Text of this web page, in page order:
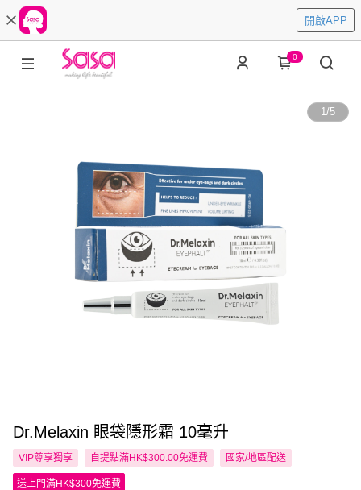
開啟APP
0
1/5
Dr.Melaxin 眼袋隱形霜 10毫升
VIP尊享獨享 自提點滿HK$300.00免運費 國家/地區配送
送上門滿HK$300免運費